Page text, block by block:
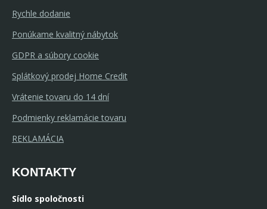
Rychle dodanie
Ponúkame kvalitný nábytok
GDPR a súbory cookie
Splátkový prodej Home Credit
Vrátenie tovaru do 14 dní
Podmienky reklamácie tovaru
REKLAMÁCIA
KONTAKTY
Sídlo spoločnosti